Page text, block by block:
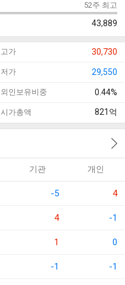
52주 최고
43,889
고가 30,730
저가 29,550
외인보유비중 0.44%
시가총액 821 억
기관 개인
-5 4
4 -1
1 0
-1 -1